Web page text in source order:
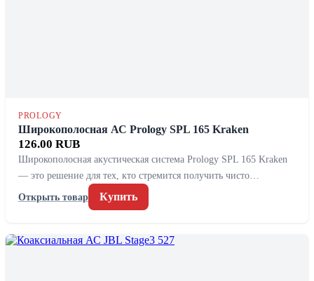
PROLOGY
Широкополосная АС Prology SPL 165 Kraken
126.00 RUB
Широкополосная акустическая система Prology SPL 165 Kraken
— это решение для тех, кто стремится получить чисто…
Открыть товар
Купить